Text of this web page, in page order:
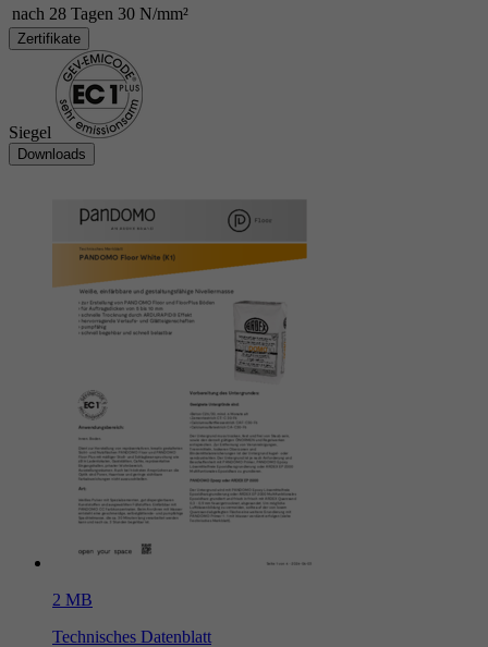
nach 28 Tagen 30 N/mm²
Zertifikate
Siegel
Downloads
2 MB
Technisches Datenblatt